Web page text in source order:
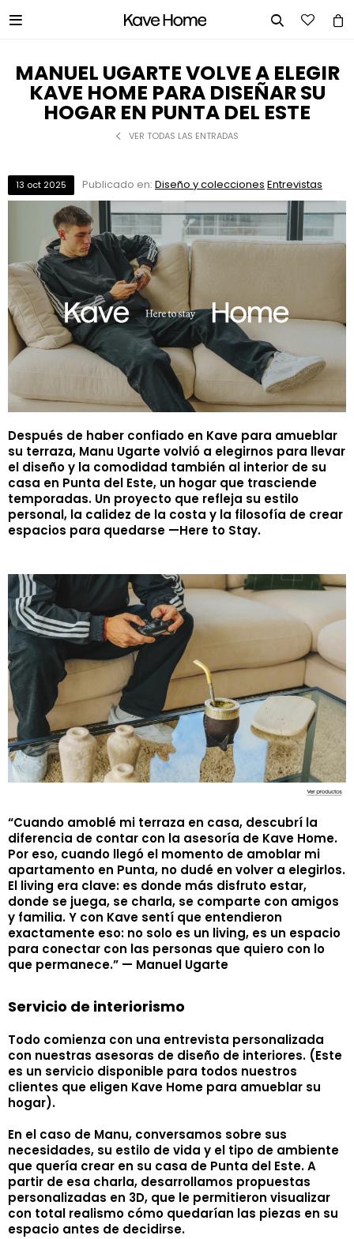
 
MANUEL UGARTE VOLVE A ELEGIR
KAVE HOME PARA DISEÑAR SU
HOGAR EN PUNTA DEL ESTE
VER TODAS LAS ENTRADAS
13 oct 2025 Publicado en: Diseño y colecciones Entrevistas
Después de haber confiado en Kave para amueblar
su terraza, Manu Ugarte volvió a elegirnos para llevar
el diseño y la comodidad también al interior de su
casa en Punta del Este, un hogar que trasciende
temporadas. Un proyecto que refleja su estilo
personal, la calidez de la costa y la filosofía de crear
espacios para quedarse —Here to Stay.
“Cuando amoblé mi terraza en casa, descubrí la
diferencia de contar con la asesoría de Kave Home.
Por eso, cuando llegó el momento de amoblar mi
apartamento en Punta, no dudé en volver a elegirlos.
El living era clave: es donde más disfruto estar,
donde se juega, se charla, se comparte con amigos
y familia. Y con Kave sentí que entendieron
exactamente eso: no solo es un living, es un espacio
para conectar con las personas que quiero con lo
que permanece.” — Manuel Ugarte
Servicio de interiorismo
Todo comienza con una entrevista personalizada
con nuestras asesoras de diseño de interiores. (Este
es un servicio disponible para todos nuestros
clientes que eligen Kave Home para amueblar su
hogar).
En el caso de Manu, conversamos sobre sus
necesidades, su estilo de vida y el tipo de ambiente
que quería crear en su casa de Punta del Este. A
partir de esa charla, desarrollamos propuestas
personalizadas en 3D, que le permitieron visualizar
con total realismo cómo quedarían las piezas en su
espacio antes de decidirse.